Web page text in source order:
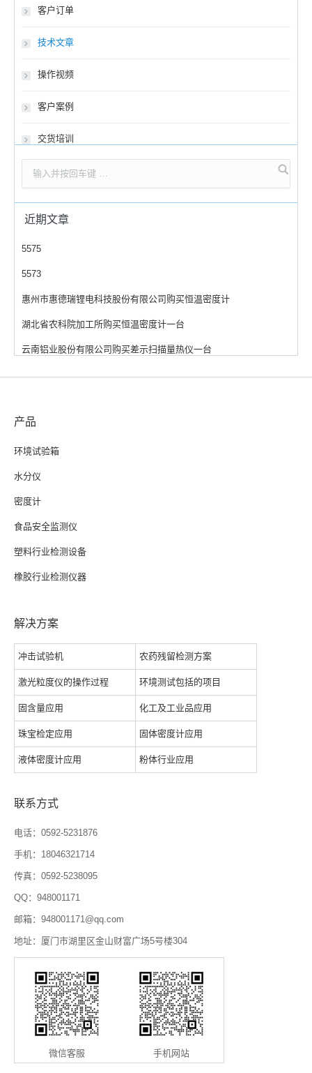
客户订单
技术文章
操作视频
客户案例
交货培训
近期文章
5575
5573
惠州市惠德瑞锂电科技股份有限公司购买恒温密度计
湖北省农科院加工所购买恒温密度计一台
云南铝业股份有限公司购买差示扫描量热仪一台
产品
环境试验箱
水分仪
密度计
食品安全监测仪
塑料行业检测设备
橡胶行业检测仪器
解决方案
冲击试验机 农药残留检测方案
激光粒度仪的操作过程 环境测试包括的项目
固含量应用 化工及工业品应用
珠宝检定应用 固体密度计应用
液体密度计应用 粉体行业应用
联系方式
电话：0592-5231876
手机：18046321714
传真：0592-5238095
QQ：948001171
邮箱：948001171@qq.com
地址：厦门市湖里区金山财富广场5号楼304
微信客服 手机网站